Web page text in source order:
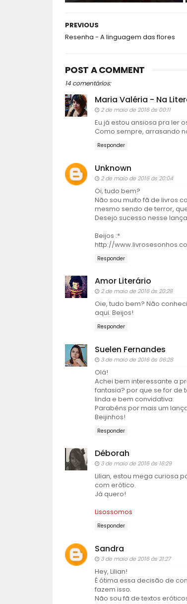
PREVIOUS
Resenha - A linguagem das flores
POST A COMMENT
14 comentários:
Maria Valéria - Na
2 de maio de 2016 às 00:11
Eu já estou ansiosa pra ler
Como sempre, arrasando
Responder
Unknown
2 de maio de 2016 às 20:04
Oi, tudo bem?
Não sou muito fã de livros
mesmo sendo de terror,
Desejo sucesso nesse
Beijos :*
http://
Responder
Amor Literário
2 de maio de 2016 às 20:28
Oie, tudo bem? Não
aqui. Beijos!
Responder
Suelen Fernandes
3 de maio de 2016 às 06:28
Olá!
Achei bem interessante a
fantasia? por que se for de
linda e bem convidativa.
Parabéns por mais um
Beijinhos!
Responder
Déborah
3 de maio de 2016 às 16:29
Lilian, estou mega curiosa
com erótico.
Já quero!
Lisossomos
Responder
Sandra
3 de maio de 2016 às 21:27
Hey, Lilian!
É ótima essa decisão de
fazem isso.
Não sou fã de textos